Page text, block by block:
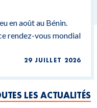
en août au Bénin.
rendez-vous mondial
29 JUILLET 2026
LES ACTUALITÉS